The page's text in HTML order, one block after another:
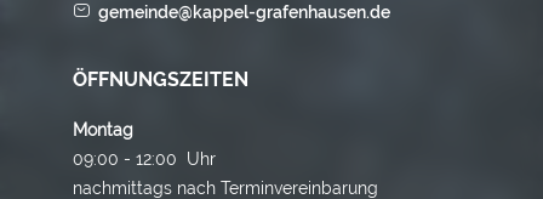
gemeinde@kappel-grafenhausen.de
ÖFFNUNGSZEITEN
Montag
09:00 - 12:00 Uhr
nachmittags nach Terminvereinbarung